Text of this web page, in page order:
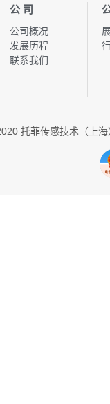
公 司
公司概况
发展历程
联系我们
托菲传感技术（上